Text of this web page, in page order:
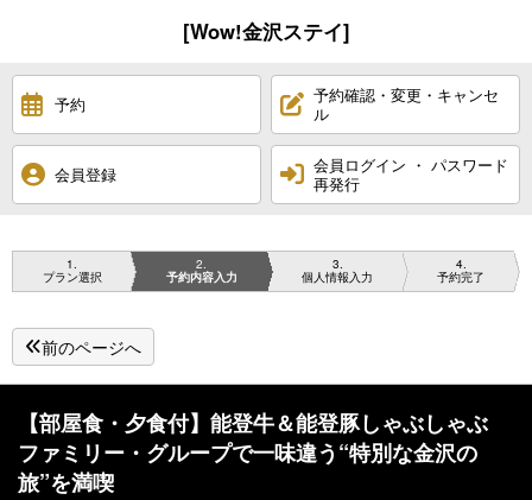
[Wow!金沢ステイ]
予約
予約確認・変更・キャンセ
ル
会員登録
会員ログイン ・ パスワード
再発行
1
プラン選択
2
予約内容入力
3
個人情報入力
4
予約完了
前のページへ
【部屋食・夕食付】能登牛＆能登豚しゃぶしゃぶ
ファミリー・グループで一味違う“特別な金沢の
旅”を満喫